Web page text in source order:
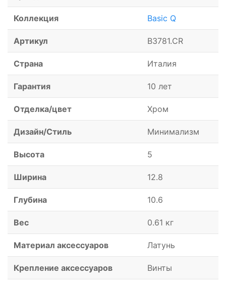
Коллекция Basic Q
Артикул B3781.CR
Страна Италия
Гарантия 10 лет
Отделка/цвет Хром
Дизайн/Стиль Минимализм
Высота 5
Ширина 12.8
Глубина 10.6
Вес 0.61 кг
Материал аксессуаров Латунь
Крепление аксессуаров Винты